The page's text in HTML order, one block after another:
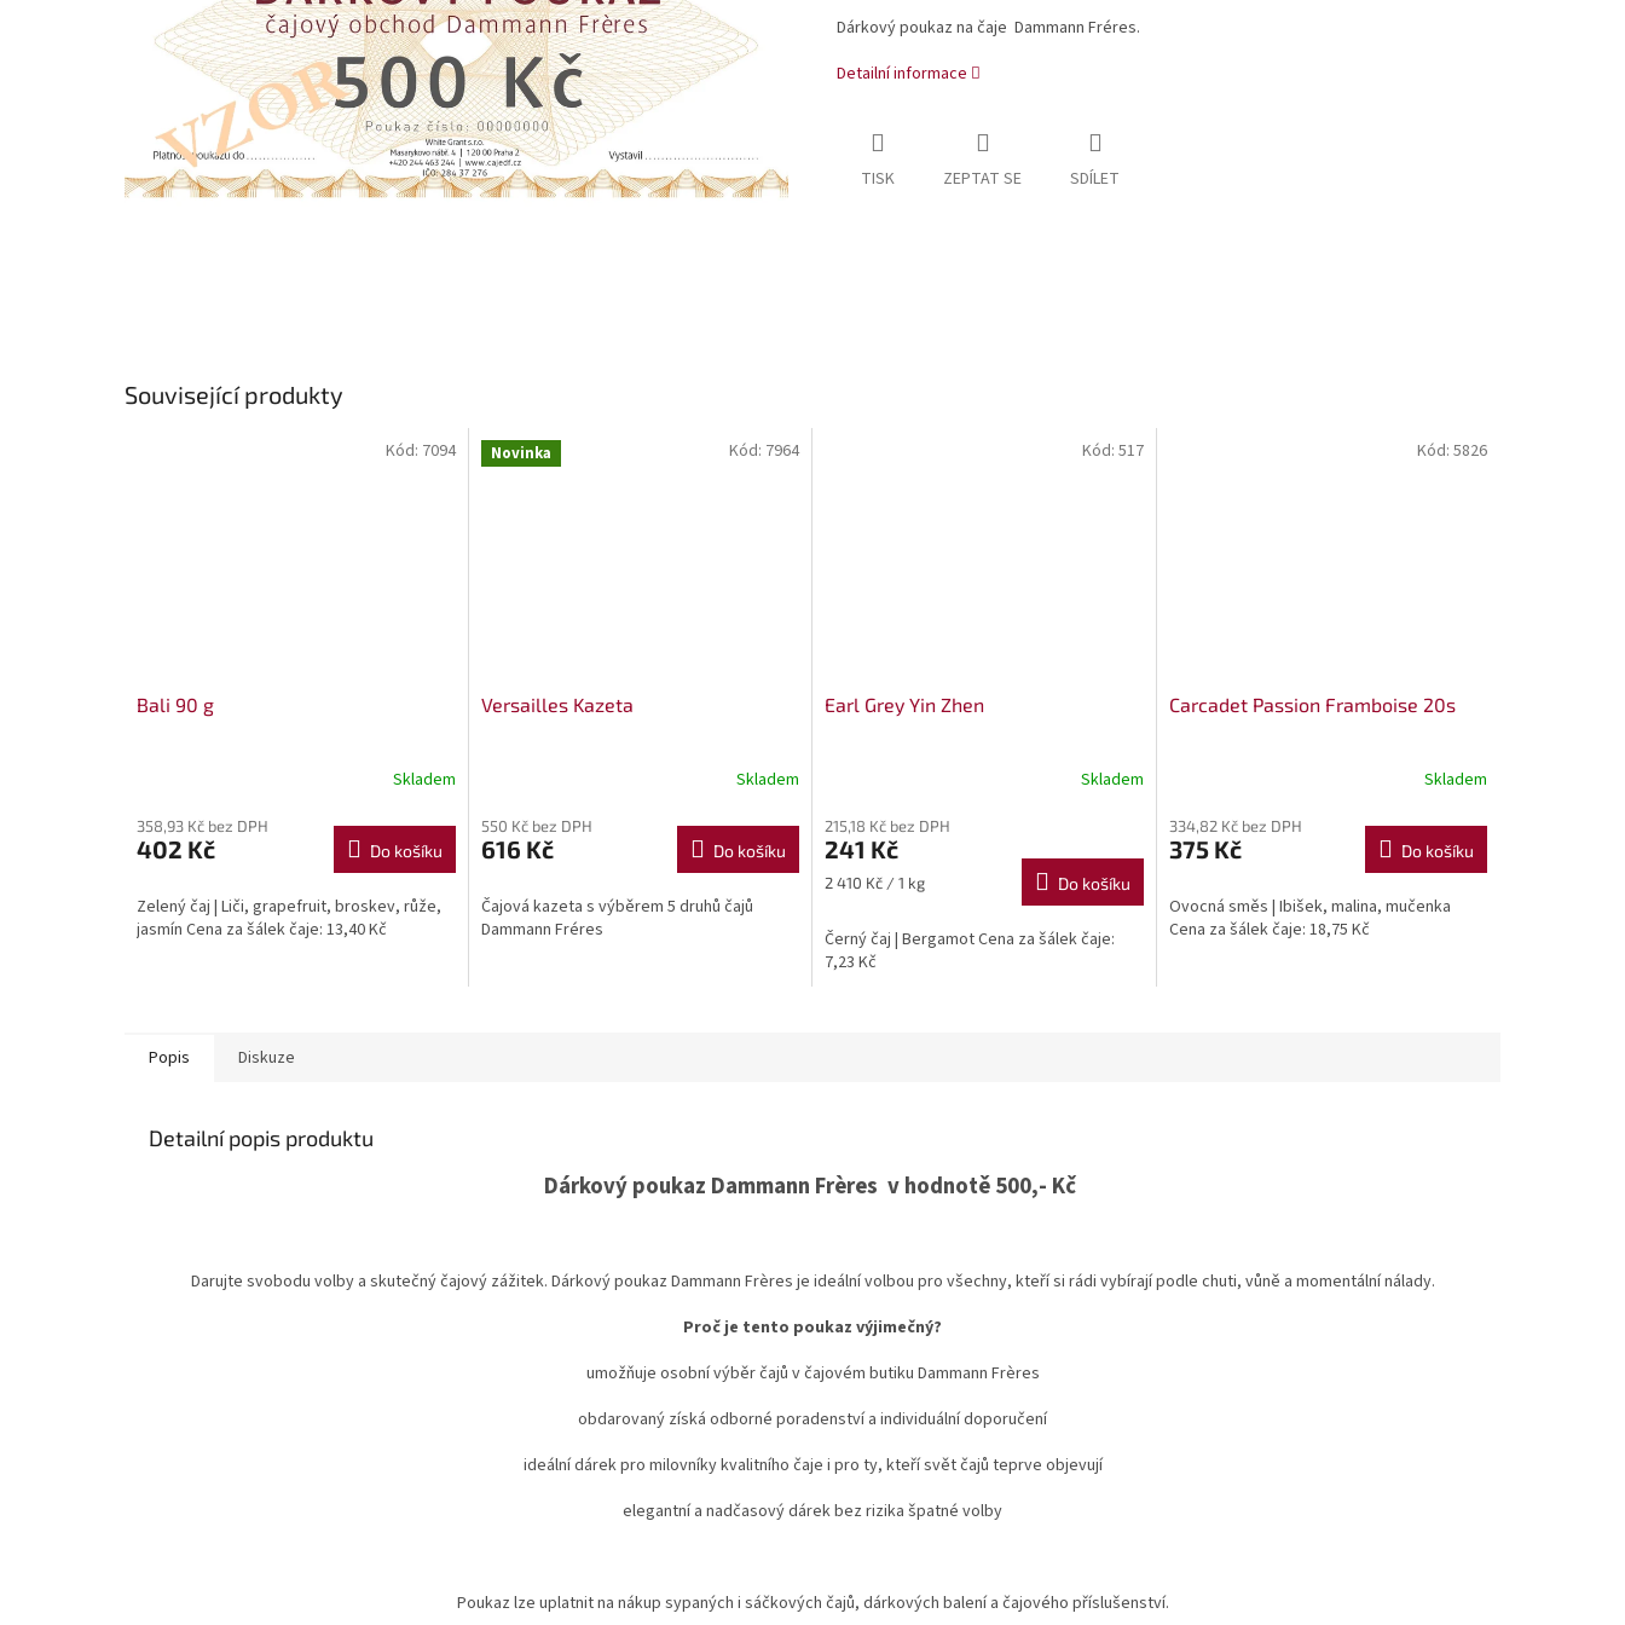
Dárkový poukaz na čaje Dammann Fréres.
Detailní informace
TISK ZEPTAT SE SDÍLET
Související produkty
Bali 90 g
Skladem
358,93 Kč bez DPH
402 Kč Do košíku
Zelený čaj | Liči, grapefruit, broskev, růže,
jasmín Cena za šálek čaje: 13,40 Kč
Kód: 7094 Novinka
Versailles Kazeta
Skladem
550 Kč bez DPH
616 Kč Do košíku
Čajová kazeta s výběrem 5 druhů čajů
Dammann Fréres
Kód: 7964
Earl Grey Yin Zhen
Skladem
215,18 Kč bez DPH
241 Kč
Měrná
2 410 Kč / 1 kg Do košíku
Černý čaj | Bergamot Cena za šálek čaje:
7,23 Kč
Kód: 517
Carcadet Passion Framboise 20s
Skladem
334,82 Kč bez DPH
375 Kč Do košíku
Ovocná směs | Ibišek, malina, mučenka
Cena za šálek čaje: 18,75 Kč
Kód: 5826
Popis Diskuze
Detailní popis produktu
Dárkový poukaz Dammann Frères v hodnotě 500,- Kč
Darujte svobodu volby a skutečný čajový zážitek. Dárkový poukaz Dammann Frères je ideální volbou pro všechny, kteří si rádi vybírají podle chuti, vůně a momentální nálady.
Proč je tento poukaz výjimečný?
umožňuje osobní výběr čajů v čajovém butiku Dammann Frères
obdarovaný získá odborné poradenství a individuální doporučení
ideální dárek pro milovníky kvalitního čaje i pro ty, kteří svět čajů teprve objevují
elegantní a nadčasový dárek bez rizika špatné volby
Poukaz lze uplatnit na nákup sypaných i sáčkových čajů, dárkových balení a čajového příslušenství.